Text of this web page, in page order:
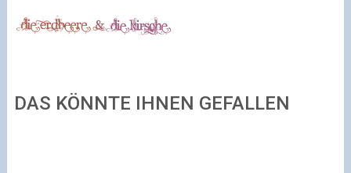
DAS KÖNNTE IHNEN GEFALLEN